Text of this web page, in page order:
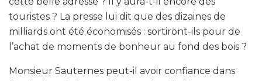
touristes ? La presse lui dit que des dizaines de
milliards ont été économisés : sortiront-ils pour de
l’achat de moments de bonheur au fond des bois ?
Monsieur Sauternes peut-il avoir confiance dans